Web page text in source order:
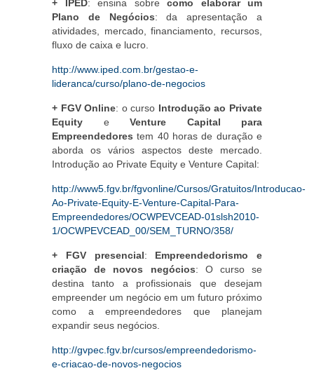
+ IPED: ensina sobre como elaborar um
Plano de Negócios: da apresentação a
atividades, mercado, financiamento, recursos,
fluxo de caixa e lucro.
http://www.iped.com.br/gestao-e-
lideranca/curso/plano-de-negocios
+ FGV Online: o curso Introdução ao Private
Equity e Venture Capital para
Empreendedores tem 40 horas de duração e
aborda os vários aspectos deste mercado.
Introdução ao Private Equity e Venture Capital:
http://www5.fgv.br/fgvonline/Cursos/Gratuitos/Introducao-
Ao-Private-Equity-E-Venture-Capital-Para-
Empreendedores/OCWPEVCEAD-01slsh2010-
1/OCWPEVCEAD_00/SEM_TURNO/358/
+ FGV presencial: Empreendedorismo e
criação de novos negócios: O curso se
destina tanto a profissionais que desejam
empreender um negócio em um futuro próximo
como a empreendedores que planejam
expandir seus negócios.
http://gvpec.fgv.br/cursos/empreendedorismo-
e-criacao-de-novos-negocios